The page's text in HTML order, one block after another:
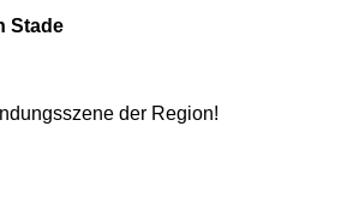
Stade
der Region!